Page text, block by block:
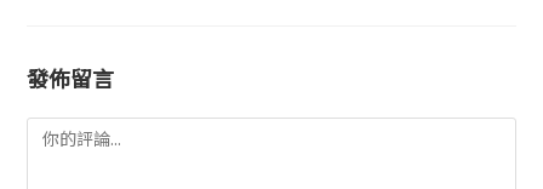
發佈留言